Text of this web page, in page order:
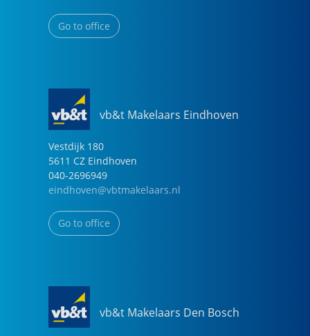
Go to office
vb&t Makelaars Eindhoven
Vestdijk 180
5611 CZ Eindhoven
040-2696949
eindhoven@vbtmakelaars.nl
Go to office
vb&t Makelaars Den Bosch